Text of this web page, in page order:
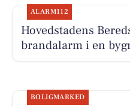
ALARM112
Hovedstadens
brandalarm i en
BOLIGMARKED